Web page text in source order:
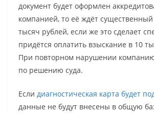
документ будет оформлен
компанией, то её ждёт
тысяч рублей, если же это сделает
придётся оплатить взыскание в 10
При повторном нарушении
по решению суда.
Если диагностическая карта будет
данные не будут внесены в общую